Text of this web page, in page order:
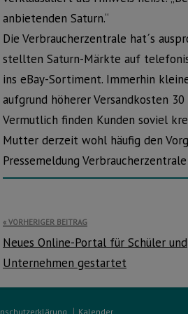
anbietenden Saturn.“
Die Verbraucherzentrale hat´s
stellten Saturn-Märkte auf
ins eBay-Sortiment. Immerhin
aufgrund höherer Versandkosten
Vermutlich finden Kunden soviel
Mutter derzeit wohl häufig den
Pressemeldung Verbraucherzentrale
Beitragsnavigation
VORHERIGER BEITRAG
Neues Online-Portal für Schüler und
Unternehmen gestartet
Kalender